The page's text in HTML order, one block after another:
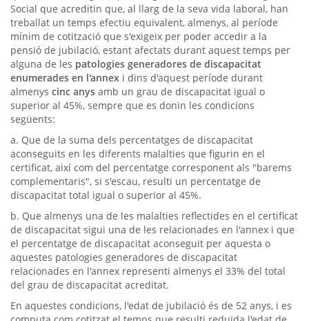
Social que acreditin que, al llarg de la seva vida laboral, han
treballat un temps efectiu equivalent, almenys, al període
mínim de cotització que s'exigeix per poder accedir a la
pensió de jubilació, estant afectats durant aquest temps per
alguna de les patologies generadores de discapacitat
enumerades en l'annex i dins d'aquest període durant
almenys cinc anys amb un grau de discapacitat igual o
superior al 45%, sempre que es donin les condicions
següents:
a. Que de la suma dels percentatges de discapacitat
aconseguits en les diferents malalties que figurin en el
certificat, així com del percentatge corresponent als "barems
complementaris", si s'escau, resulti un percentatge de
discapacitat total igual o superior al 45%.
b. Que almenys una de les malalties reflectides en el certificat
de discapacitat sigui una de les relacionades en l'annex i que
el percentatge de discapacitat aconseguit per aquesta o
aquestes patologies generadores de discapacitat
relacionades en l'annex representi almenys el 33% del total
del grau de discapacitat acreditat.
En aquestes condicions, l'edat de jubilació és de 52 anys, i es